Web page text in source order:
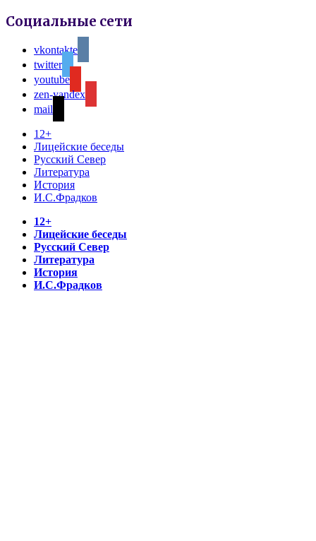
Социальные сети
vkontakte
twitter
youtube
zen-yandex
mail
12+
Лицейские беседы
Русский Север
Литература
История
И.С.Фрадков
12+
Лицейские беседы
Русский Север
Литература
История
И.С.Фрадков